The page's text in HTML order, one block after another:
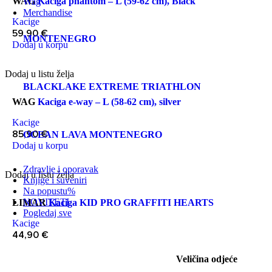
Merchandise
MONTENEGRO
BLACKLAKE EXTREME TRIATHLON
OCEAN LAVA MONTENEGRO
Zdravlje i oporavak
Knjige i suveniri
Na popustu%
NOVITETI
Pogledaj sve
Kacige
59,90€
Dodaj u korpu
Dodaj u listu želja
WAG Kaciga e-way – L (58-62 cm), silver
Kacige
85,90€
Dodaj u korpu
Dodaj u listu želja
LIMARKaciga KID PRO GRAFFITI HEARTS
Kacige
44,90 €
Veličina odjeće